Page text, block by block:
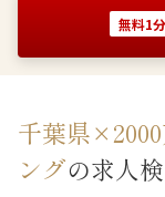
無料1分
千葉県
ングの求人